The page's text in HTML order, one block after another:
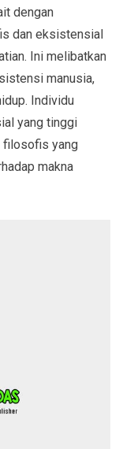
dengan
dan eksistensial
Ini melibatkan
manusia,
Individu
yang tinggi
filosofis yang
makna